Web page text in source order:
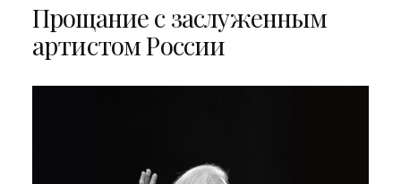
Прощание с заслуженным
артистом России